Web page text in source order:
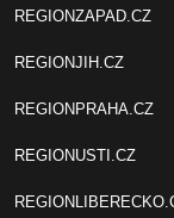
REGIONZAPAD.CZ
REGIONJIH.CZ
REGIONPRAHA.CZ
REGIONUSTI.CZ